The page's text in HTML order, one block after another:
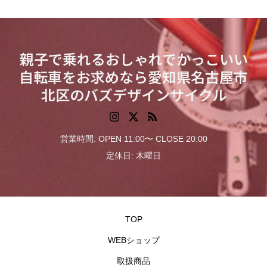
親子で乗れるおしゃれでかっこいい
自転車をお求めなら愛知県名古屋市
北区のバズデザインサイクル
営業時間: OPEN 11:00〜 CLOSE 20:00
定休日: 木曜日
TOP
WEBショップ
取扱商品